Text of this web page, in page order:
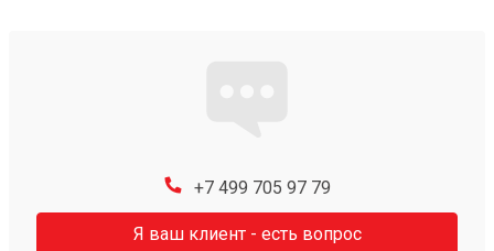
+7 499 705 97 79
Я ваш клиент - есть вопрос